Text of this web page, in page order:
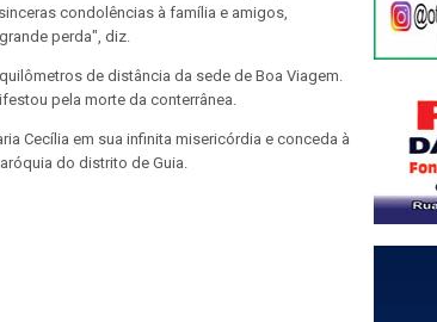
condolências à família e amigos,
perda", diz.
de distância da sede de Boa Viagem.
pela morte da conterrânea.
Cecília em sua infinita misericórdia e conceda à
do distrito de Guia.